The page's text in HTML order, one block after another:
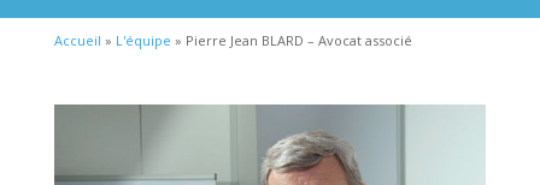
Accueil » L'équipe » Pierre Jean BLARD – Avocat associé